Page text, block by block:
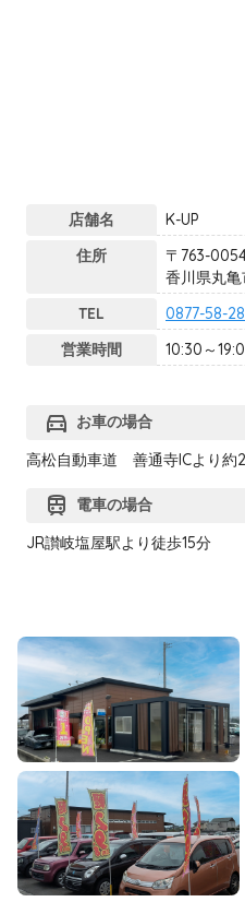
店舗名
K-UP
住所
〒763-
香川県丸亀
TEL
0877-58-
営業時間
10:30～
directions_car お車の場合
高松自動車道 善通寺ICより約
train
電車の場合
JR讃岐塩屋駅より徒歩15分